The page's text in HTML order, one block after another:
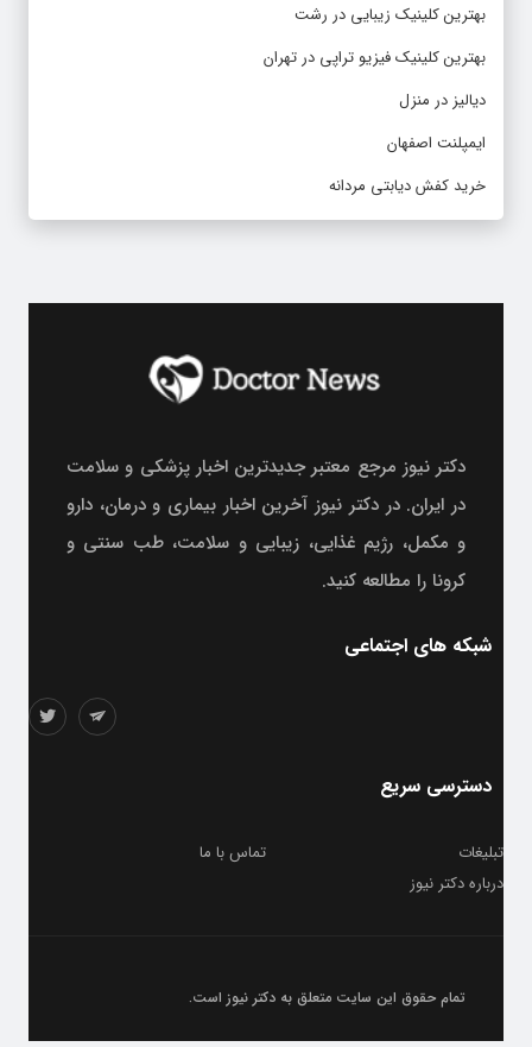
بهترین کلینیک زیبایی در رشت
بهترین کلینیک فیزیو تراپی در تهران
دیالیز در منزل
ایمپلنت اصفهان
خرید کفش دیابتی مردانه
دکتر نیوز مرجع معتبر جدیدترین اخبار پزشکی و سلامت
در ایران. در دکتر نیوز آخرین اخبار بیماری و درمان، دارو
و مکمل، رژیم غذایی، زیبایی و سلامت، طب سنتی و
کرونا را مطالعه کنید.
شبکه های اجتماعی
دسترسی سریع
تبلیغات
تماس با ما
درباره دکتر نیوز
تمام حقوق این سایت متعلق به دکتر نیوز است.